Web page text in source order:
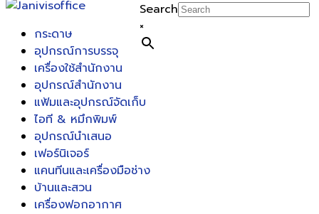
Search
×
กระดาษ
อุปกรณ์การบรรจุ
เครื่องใช้สำนักงาน
อุปกรณ์สำนักงาน
แฟ้มและอุปกรณ์จัดเก็บ
ไอที & หมึกพิมพ์
อุปกรณ์นำเสนอ
เฟอร์นิเจอร์
แคนทีนและเครื่องมือช่าง
บ้านและสวน
เครื่องฟอกอากาศ